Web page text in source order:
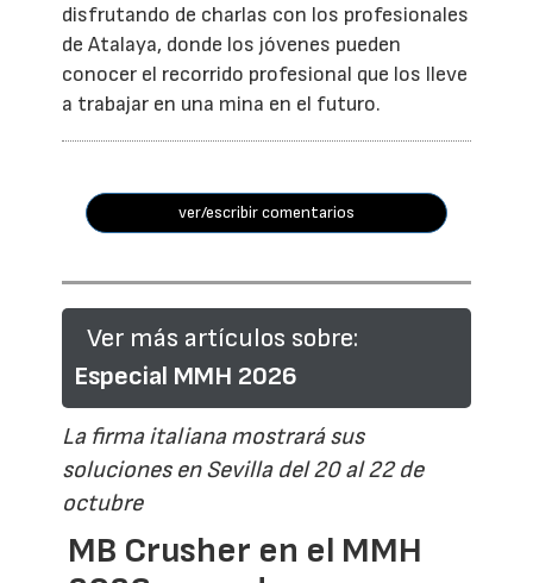
disfrutando de charlas con los profesionales
de Atalaya, donde los jóvenes pueden
conocer el recorrido profesional que los lleve
a trabajar en una mina en el futuro.
ver/escribir comentarios
Ver más artículos sobre:
Especial MMH 2026
La firma italiana mostrará sus
soluciones en Sevilla del 20 al 22 de
octubre
MB Crusher en el MMH